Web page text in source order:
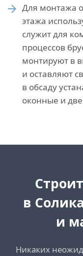
Для монтажа
этажа
служит для
процессов
монтируют в
и оставляют
в обсаду
оконные и
в
и
Никаких